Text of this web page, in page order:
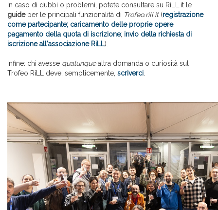
In caso di dubbi o problemi, potete consultare su RiLL.it le
guideper le principali funzionalità di Trofeo.rill.it (registrazione
come partecipante; caricamento delle proprie opere;
pagamento della quota di iscrizione; invio della richiesta di
iscrizione all'associazione RiLL)
Infine: chi avesse qualunquealtra domanda o curiosità sul
Trofeo RiLL deve, semplicemente, scriverci